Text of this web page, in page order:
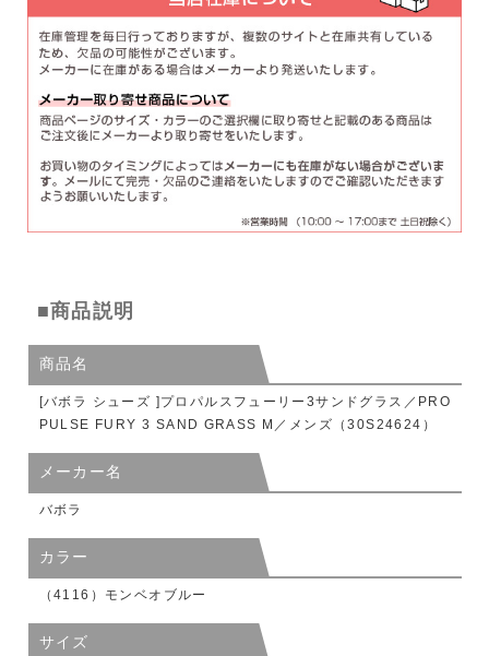
■商品説明
商品名
[バボラ シューズ ]プロパルスフューリー3サンドグラス／PRO
PULSE FURY 3 SAND GRASS M／メンズ（30S24624）
メーカー名
バボラ
カラー
（4116）モンベオブルー
サイズ